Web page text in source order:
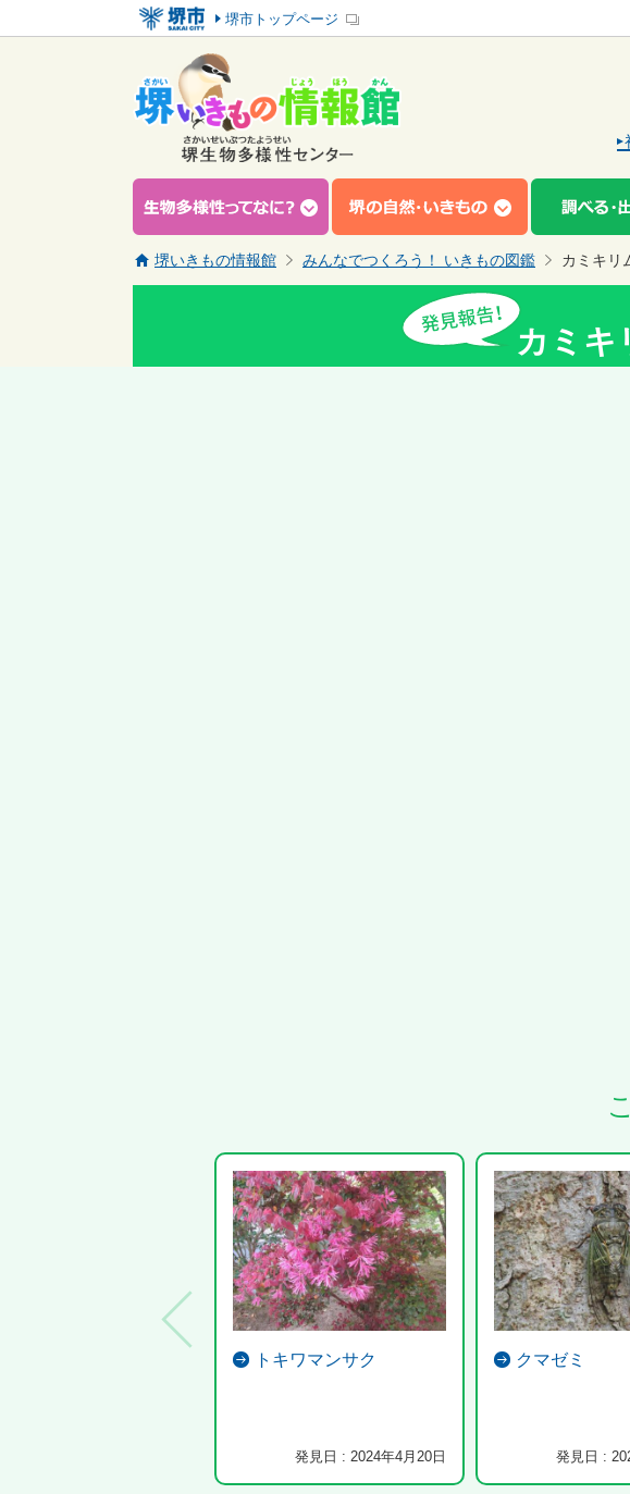
堺市トップページ
堺いきもの情報館 みんなでつくろう！ いきもの図鑑 カミキリ
カミキ
トキワマンサク
発見日 : 2024年4月20日
クマゼミ
発見日 :